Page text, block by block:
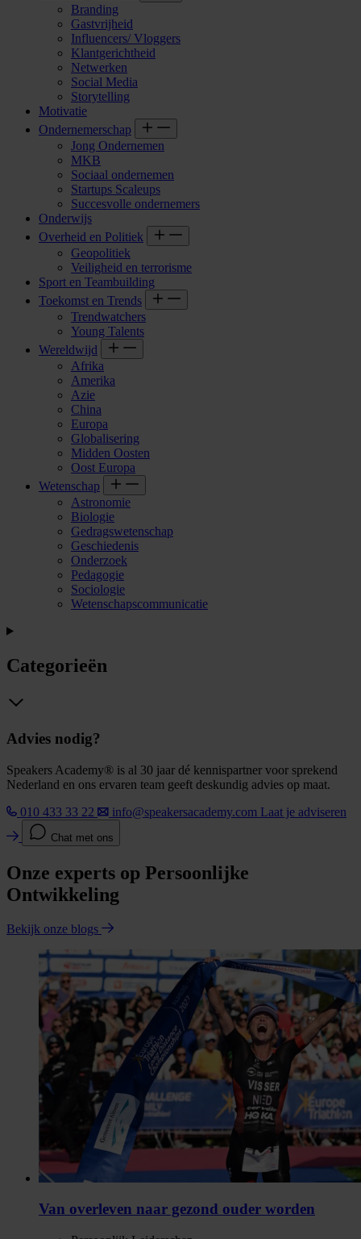
Branding
Gastvrijheid
Influencers/ Vloggers
Klantgerichtheid
Netwerken
Social Media
Storytelling
Motivatie
Ondernemerschap
Jong Ondernemen
MKB
Sociaal ondernemen
Startups Scaleups
Succesvolle ondernemers
Onderwijs
Overheid en Politiek
Geopolitiek
Veiligheid en terrorisme
Sport en Teambuilding
Toekomst en Trends
Trendwatchers
Young Talents
Wereldwijd
Afrika
Amerika
Azie
China
Europa
Globalisering
Midden Oosten
Oost Europa
Wetenschap
Astronomie
Biologie
Gedragswetenschap
Geschiedenis
Onderzoek
Pedagogie
Sociologie
Wetenschapscommunicatie
Categorieën
Advies nodig?
Speakers Academy® is al 30 jaar dé kennispartner voor sprekend
Nederland en ons ervaren team geeft deskundig advies op maat.
010 433 33 22
info@speakersacademy.com Laat je adviseren
Chat met ons
Onze experts op Persoonlijke
Ontwikkeling
Bekijk onze blogs
Van overleven naar gezond ouder worden